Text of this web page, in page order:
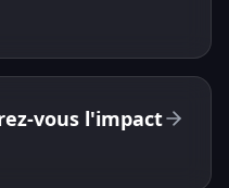
vous l'impact